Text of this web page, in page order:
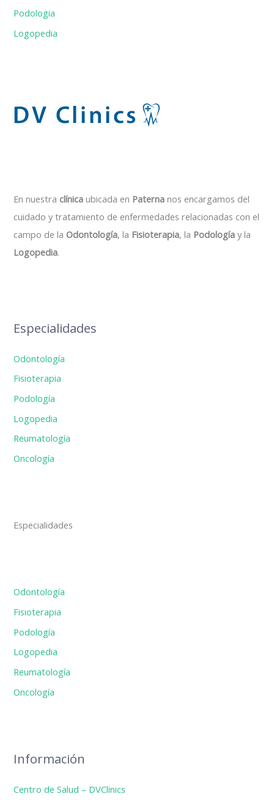
Podologia
Logopedia
En nuestra clínica ubicada en Paterna nos encargamos del
cuidado y tratamiento de enfermedades relacionadas con el
campo de la Odontología, la Fisioterapia, la Podología y la
Logopedia.
Especialidades
Odontología
Fisioterapia
Podología
Logopedia
Reumatología
Oncología
Especialidades
Odontología
Fisioterapia
Podología
Logopedia
Reumatología
Oncología
Información
Centro de Salud – DVClinics